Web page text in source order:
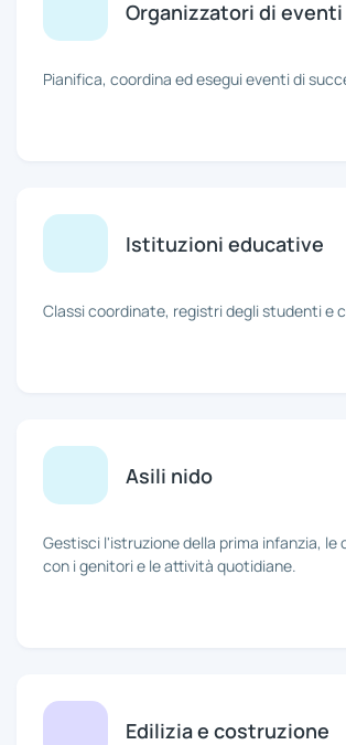
Organizzatori di eventi
Pianifica, coordina ed esegui eventi di
Istituzioni educative
Classi coordinate, registri degli studenti e
Asili nido
Gestisci l'istruzione della prima infanzia, le
con i genitori e le attività quotidiane.
Edilizia e costruzione